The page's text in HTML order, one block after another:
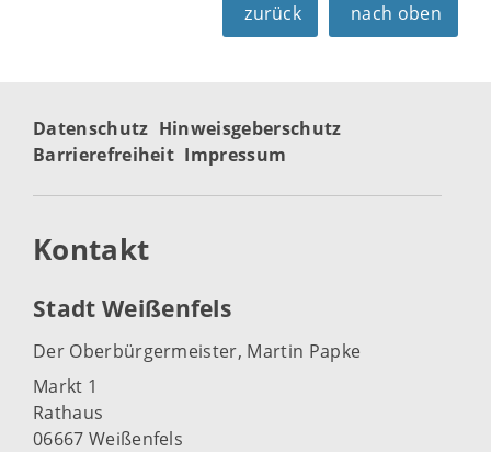
zurück nach oben
Datenschutz Hinweisgeberschutz
Barrierefreiheit Impressum
Kontakt
Stadt Weißenfels
Der Oberbürgermeister, Martin Papke
Markt 1
Rathaus
06667 Weißenfels